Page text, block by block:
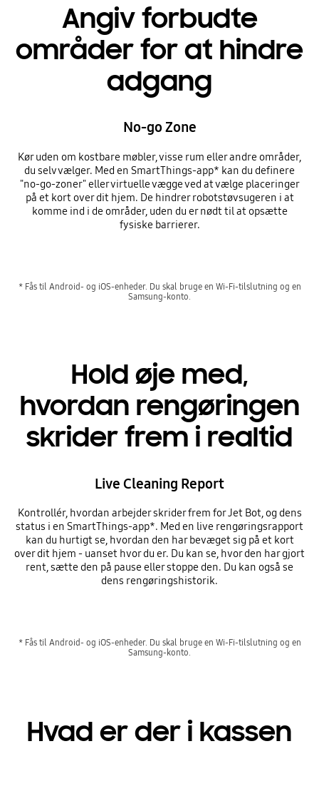
Angiv forbudte
områder for at hindre
adgang
No-go Zone
Kør uden om kostbare møbler, visse rum eller andre områder,
du selv vælger. Med en SmartThings-app* kan du definere
"no-go-zoner" eller virtuelle vægge ved at vælge placeringer
på et kort over dit hjem. De hindrer robotstøvsugeren i at
komme ind i de områder, uden du er nødt til at opsætte
fysiske barrierer.
* Fås til Android- og iOS-enheder. Du skal bruge en Wi-Fi-tilslutning og en
Samsung-konto.
Hold øje med,
hvordan rengøringen
skrider frem i realtid
Live Cleaning Report
Kontrollér, hvordan arbejder skrider frem for Jet Bot, og dens
status i en SmartThings-app*. Med en live rengøringsrapport
kan du hurtigt se, hvordan den har bevæget sig på et kort
over dit hjem - uanset hvor du er. Du kan se, hvor den har gjort
rent, sætte den på pause eller stoppe den. Du kan også se
dens rengøringshistorik.
* Fås til Android- og iOS-enheder. Du skal bruge en Wi-Fi-tilslutning og en
Samsung-konto.
Hvad er der i kassen